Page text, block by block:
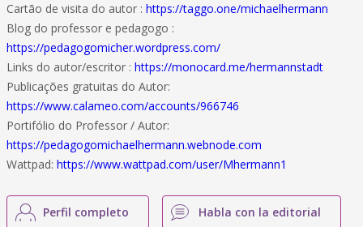
Cartão de visita do autor : https://taggo.one/michaelhermann
Blog do professor e pedagogo :
https://pedagogomicher.wordpress.com/
Links do autor/escritor : https://monocard.me/hermannstadt
Publicações gratuitas do Autor:
https://www.calameo.com/accounts/966746
Portifólio do Professor / Autor:
https://pedagogomichaelhermann.webnode.com
Wattpad: https://www.wattpad.com/user/Mhermann1
Perfil completo Habla con la editorial